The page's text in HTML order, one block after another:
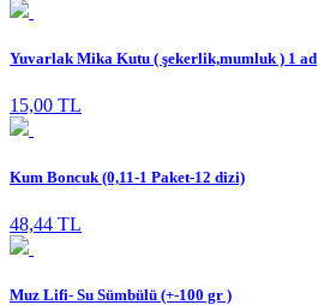
Yuvarlak Mika Kutu ( şekerlik,mumluk ) 1 ad
15,00 TL
Kum Boncuk (0,11-1 Paket-12 dizi)
48,44 TL
Muz Lifi- Su Sümbülü (+-100 gr )